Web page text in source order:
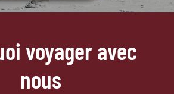
voyager avec
nous